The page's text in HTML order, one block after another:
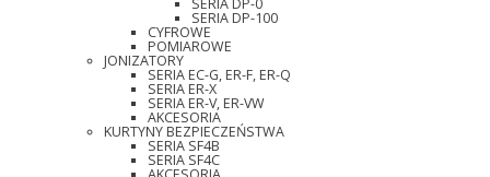
SERIA DP-0
SERIA DP-100
CYFROWE
POMIAROWE
JONIZATORY
SERIA EC-G, ER-F, ER-Q
SERIA ER-X
SERIA ER-V, ER-VW
AKCESORIA
KURTYNY BEZPIECZEŃSTWA
SERIA SF4B
SERIA SF4C